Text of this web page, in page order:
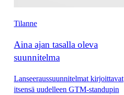
Tilanne
Aina ajan tasalla oleva
suunnitelma
Lanseeraussuunnitelmat kirjoittavat
itsensä uudelleen GTM-standupin